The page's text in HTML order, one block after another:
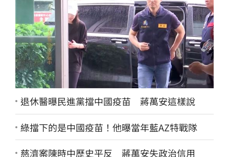
退休醫曝民進黨擋中國疫苗 蔣萬安這樣說
綠擋下的是中國疫苗！他曝當年藍AZ特戰隊
慈濟案陳時中歷史平反 蔣萬安失政治信用